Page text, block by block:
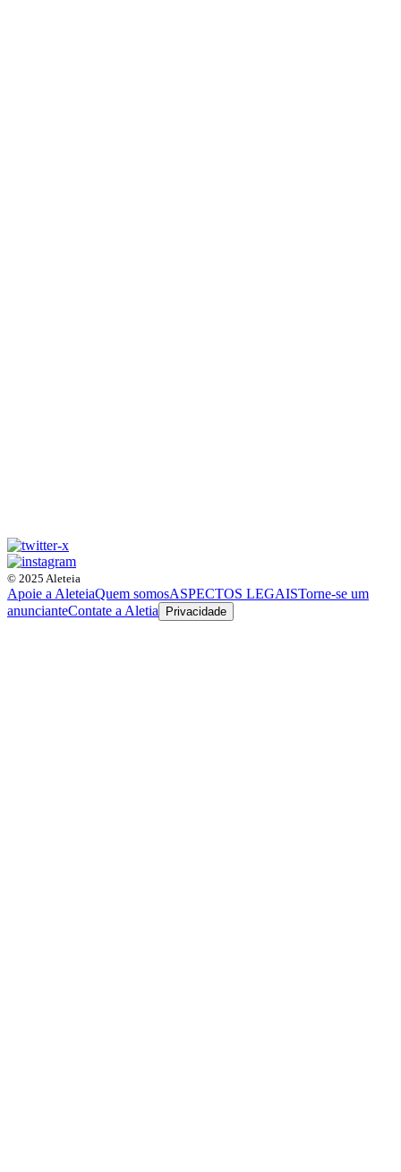
© 2025 Aleteia
Apoie a AleteiaQuem somosASPECTOS LEGAISTorne-se um
anuncianteContate a Aletia Privacidade